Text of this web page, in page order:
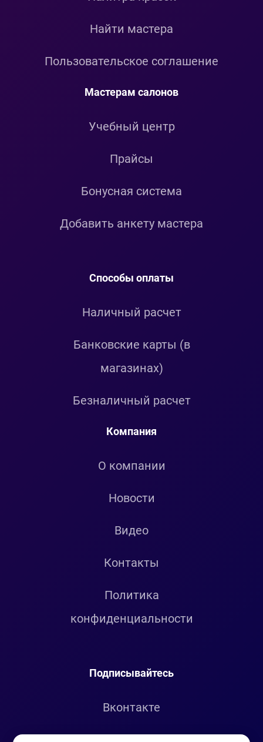
Найти мастера
Пользовательское соглашение
Мастерам салонов
Учебный центр
Прайсы
Бонусная система
Добавить анкету мастера
Способы оплаты
Наличный расчет
Банковские карты (в
магазинах)
Безналичный расчет
Компания
О компании
Новости
Видео
Контакты
Политика
конфиденциальности
Подписывайтесь
Вконтакте